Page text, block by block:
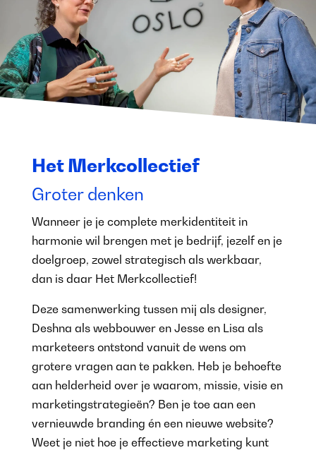
Het Merkcollectief
Groter denken
Wanneer je je complete merkidentiteit in
harmonie wil brengen met je bedrijf, jezelf en je
doelgroep, zowel strategisch als werkbaar,
dan is daar Het Merkcollectief!
Deze samenwerking tussen mij als designer,
Deshna als webbouwer en Jesse en Lisa als
marketeers ontstond vanuit de wens om
grotere vragen aan te pakken. Heb je behoefte
aan helderheid over je waarom, missie, visie en
marketingstrategieën? Ben je toe aan een
vernieuwde branding én een nieuwe website?
Weet je niet hoe je effectieve marketing kunt